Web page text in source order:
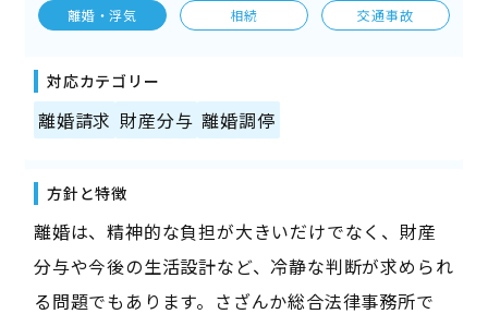
離婚・浮気 相続 交通事故
対応カテゴリー
離婚請求 財産分与 離婚調停
方針と特徴
離婚は、精神的な負担が大きいだけでなく、財産
分与や今後の生活設計など、冷静な判断が求められ
る問題でもあります。さざんか総合法律事務所で